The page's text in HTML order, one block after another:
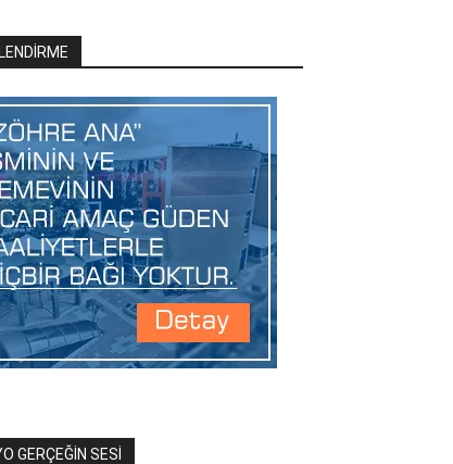
GERÇEĞİN SESİ